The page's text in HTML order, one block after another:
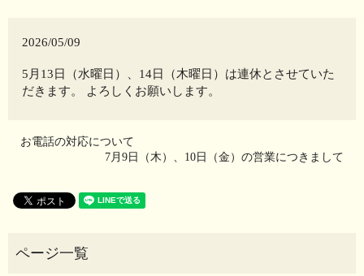
2026/05/09
5月13日（水曜日）、14日（木曜日）は連休とさせていた
だきます。 よろしくお願いします。
お電話の対応について
7月9日（木）、10日（金）の営業につきまして